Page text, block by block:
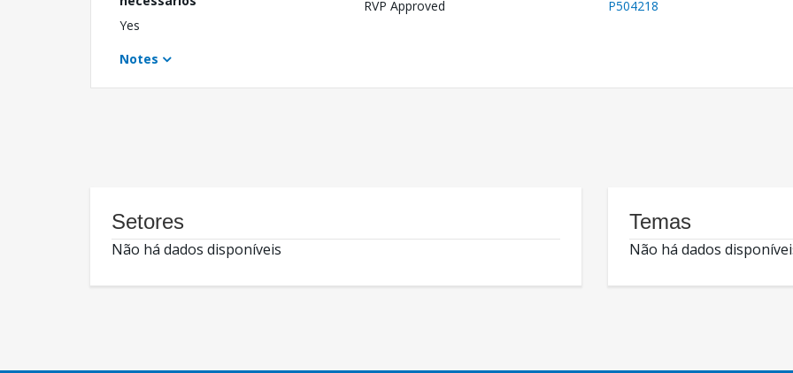
Yes
RVP Approved
P504218
Notes
Setores
Não há dados disponíveis
Temas
Não há dados